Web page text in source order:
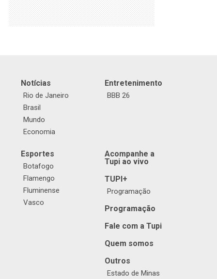
Notícias
Rio de Janeiro
Brasil
Mundo
Economia
Entretenimento
BBB 26
Esportes
Botafogo
Flamengo
Fluminense
Vasco
Acompanhe a
Tupi ao vivo
TUPI+
Programação
Programação
Fale com a Tupi
Quem somos
Outros
Estado de Minas